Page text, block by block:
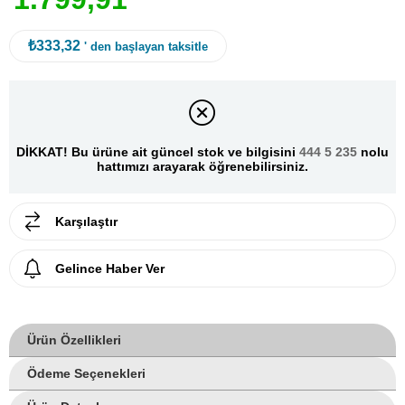
₺333,32 ' den başlayan taksitle
DİKKAT! Bu ürüne ait güncel stok ve bilgisini 444 5 235 nolu
hattımızı arayarak öğrenebilirsiniz.
Karşılaştır
Gelince Haber Ver
Ürün Özellikleri
Ödeme Seçenekleri